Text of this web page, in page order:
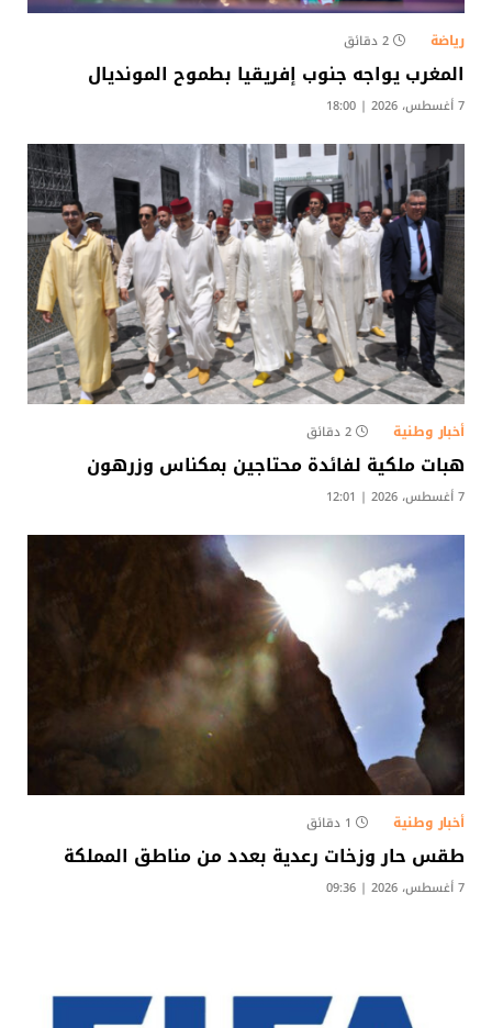
رياضة 2 دقائق
المغرب يواجه جنوب إفريقيا بطموح المونديال
7 أغسطس، 2026 | 18:00
أخبار وطنية 2 دقائق
هبات ملكية لفائدة محتاجين بمكناس وزرهون
7 أغسطس، 2026 | 12:01
أخبار وطنية 1 دقائق
طقس حار وزخات رعدية بعدد من مناطق المملكة
7 أغسطس، 2026 | 09:36